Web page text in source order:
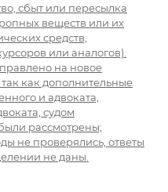
сбыт или пересылка
веществ или их
средств,
или аналогов).
на новое
как дополнительные
и адвоката,
судом
рассмотрены;
не проверялись, ответы
не даны.